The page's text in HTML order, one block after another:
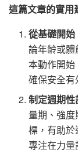
這篇文章的實用
從基礎開始
論年齡或
本動作開始
確保安全有
制定週期性
量期、強
標，有助
專注在力量